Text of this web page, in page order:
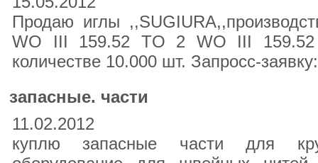
Продаю иглы
WO III 159.52 TO 2 WO III
количестве 10.000 шт. Запросс-
запасные. части
11.02.2012
куплю запасные части для